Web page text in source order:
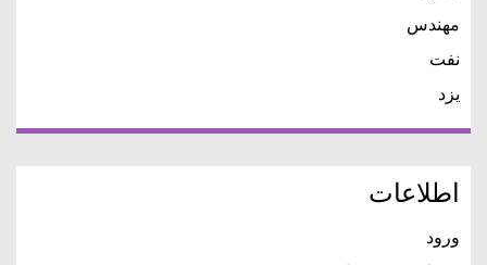
مهندس
نفت
یزد
اطلاعات
ورود